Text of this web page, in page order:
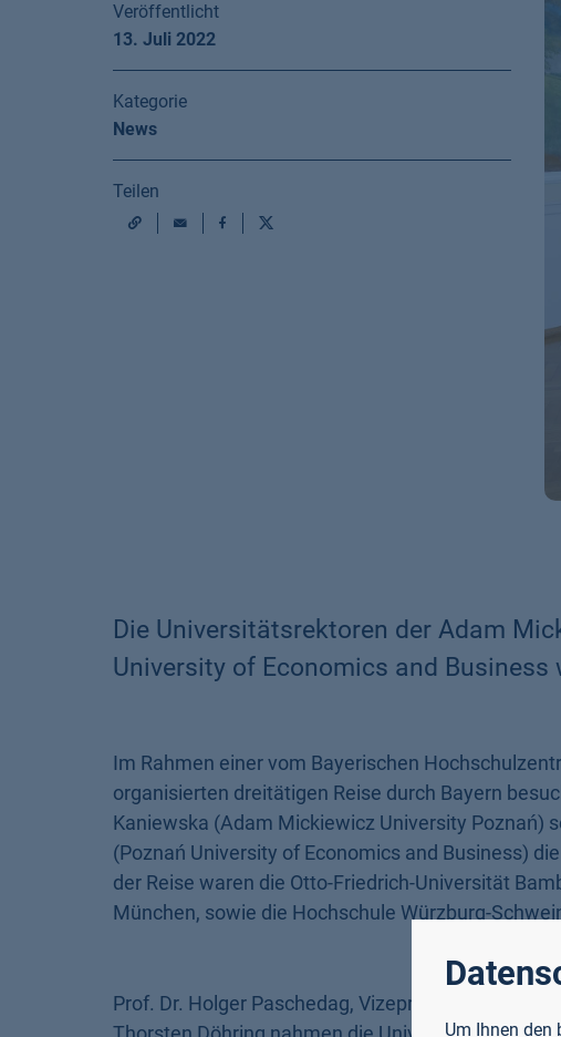
Veröffentlicht
13. Juli 2022
Kategorie
News
Teilen
URL
Mail Facebook
X
Die Universitätsrektoren der Adam
University of Economics and
Im Rahmen einer vom Bayerischen
organisierten dreitätigen Reise durch Bayern
Kaniewska (Adam Mickiewicz University Poznań)
(Poznań University of Economics and Business)
der Reise waren die Otto-Friedrich-Universität
München, sowie die Hochschule Würzburg-
Prof. Dr. Holger Paschedag, Vizepräsident der TH
Um Ihnen den